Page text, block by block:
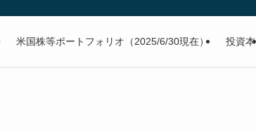
米国株等ポートフォリオ（2025/6/30現在） 投資本